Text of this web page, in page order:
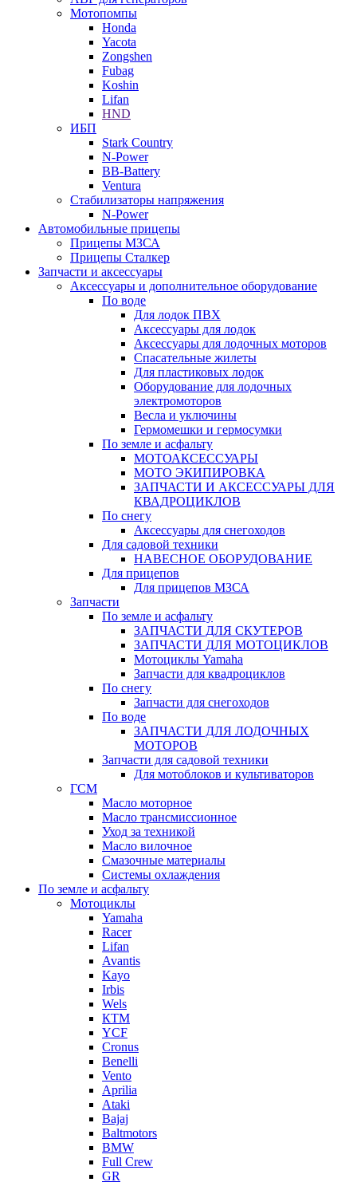
Мотопомпы
Honda
Yacota
Zongshen
Fubag
Koshin
Lifan
HND
ИБП
Stark Country
N-Power
BB-Battery
Ventura
Стабилизаторы напряжения
N-Power
Автомобильные прицепы
Прицепы МЗСА
Прицепы Сталкер
Запчасти и аксессуары
Аксессуары и дополнительное оборудование
По воде
Для лодок ПВХ
Аксессуары для лодок
Аксессуары для лодочных моторов
Спасательные жилеты
Для пластиковых лодок
Оборудование для лодочных
электромоторов
Весла и уключины
Гермомешки и гермосумки
По земле и асфальту
МОТОАКСЕССУАРЫ
МОТО ЭКИПИРОВКА
ЗАПЧАСТИ И АКСЕССУАРЫ ДЛЯ
КВАДРОЦИКЛОВ
По снегу
Аксессуары для снегоходов
Для садовой техники
НАВЕСНОЕ ОБОРУДОВАНИЕ
Для прицепов
Для прицепов МЗСА
Запчасти
По земле и асфальту
ЗАПЧАСТИ ДЛЯ СКУТЕРОВ
ЗАПЧАСТИ ДЛЯ МОТОЦИКЛОВ
Мотоциклы Yamaha
Запчасти для квадроциклов
По снегу
Запчасти для снегоходов
По воде
ЗАПЧАСТИ ДЛЯ ЛОДОЧНЫХ
МОТОРОВ
Запчасти для садовой техники
Для мотоблоков и культиваторов
ГСМ
Масло моторное
Масло трансмиссионное
Уход за техникой
Масло вилочное
Смазочные материалы
Системы охлаждения
По земле и асфальту
Мотоциклы
Yamaha
Racer
Lifan
Avantis
Kayo
Irbis
Wels
КТМ
YCF
Cronus
Benelli
Vento
Aprilia
Ataki
Bajaj
Baltmotors
BMW
Full Crew
GR